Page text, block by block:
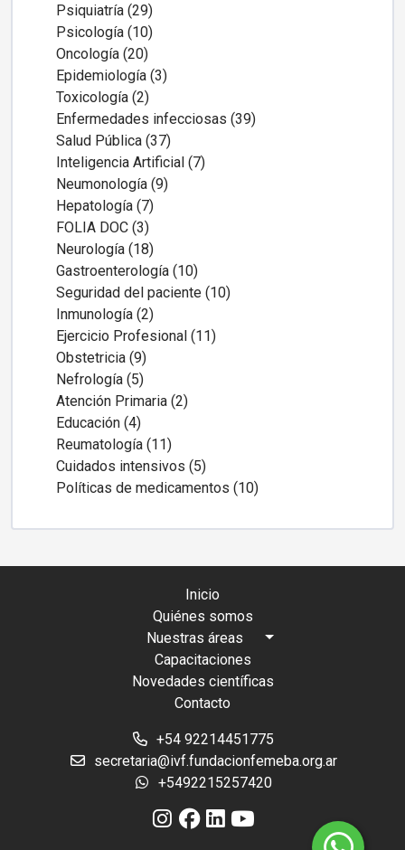
Psiquiatría (29)
Psicología (10)
Oncología (20)
Epidemiología (3)
Toxicología (2)
Enfermedades infecciosas (39)
Salud Pública (37)
Inteligencia Artificial (7)
Neumonología (9)
Hepatología (7)
FOLIA DOC (3)
Neurología (18)
Gastroenterología (10)
Seguridad del paciente (10)
Inmunología (2)
Ejercicio Profesional (11)
Obstetricia (9)
Nefrología (5)
Atención Primaria (2)
Educación (4)
Reumatología (11)
Cuidados intensivos (5)
Políticas de medicamentos (10)
Inicio
Quiénes somos
Nuestras áreas
Capacitaciones
Novedades científicas
Contacto
+54 92214451775
secretaria@ivf.fundacionfemeba.org.ar
+5492215257420